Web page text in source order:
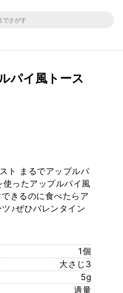
パイ風トース
ト まるでアップルパ
ったアップルパイ風
きるのに食べたらア
♪ぜひバレンタイン
1個
大さじ3
5g
適量